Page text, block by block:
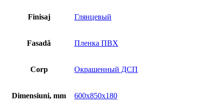
Finisaj Глянцевый
Fasadă Пленка ПВХ
Corp Окрашенный ДСП
Dimensiuni, mm 600x850x180